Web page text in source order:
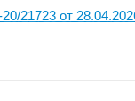
21723 от